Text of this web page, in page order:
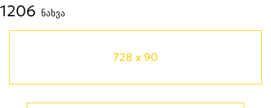
1206 ნახვა
728 x 90